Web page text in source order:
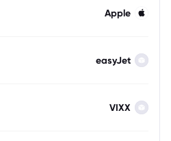
Apple
easyJet
VIXX